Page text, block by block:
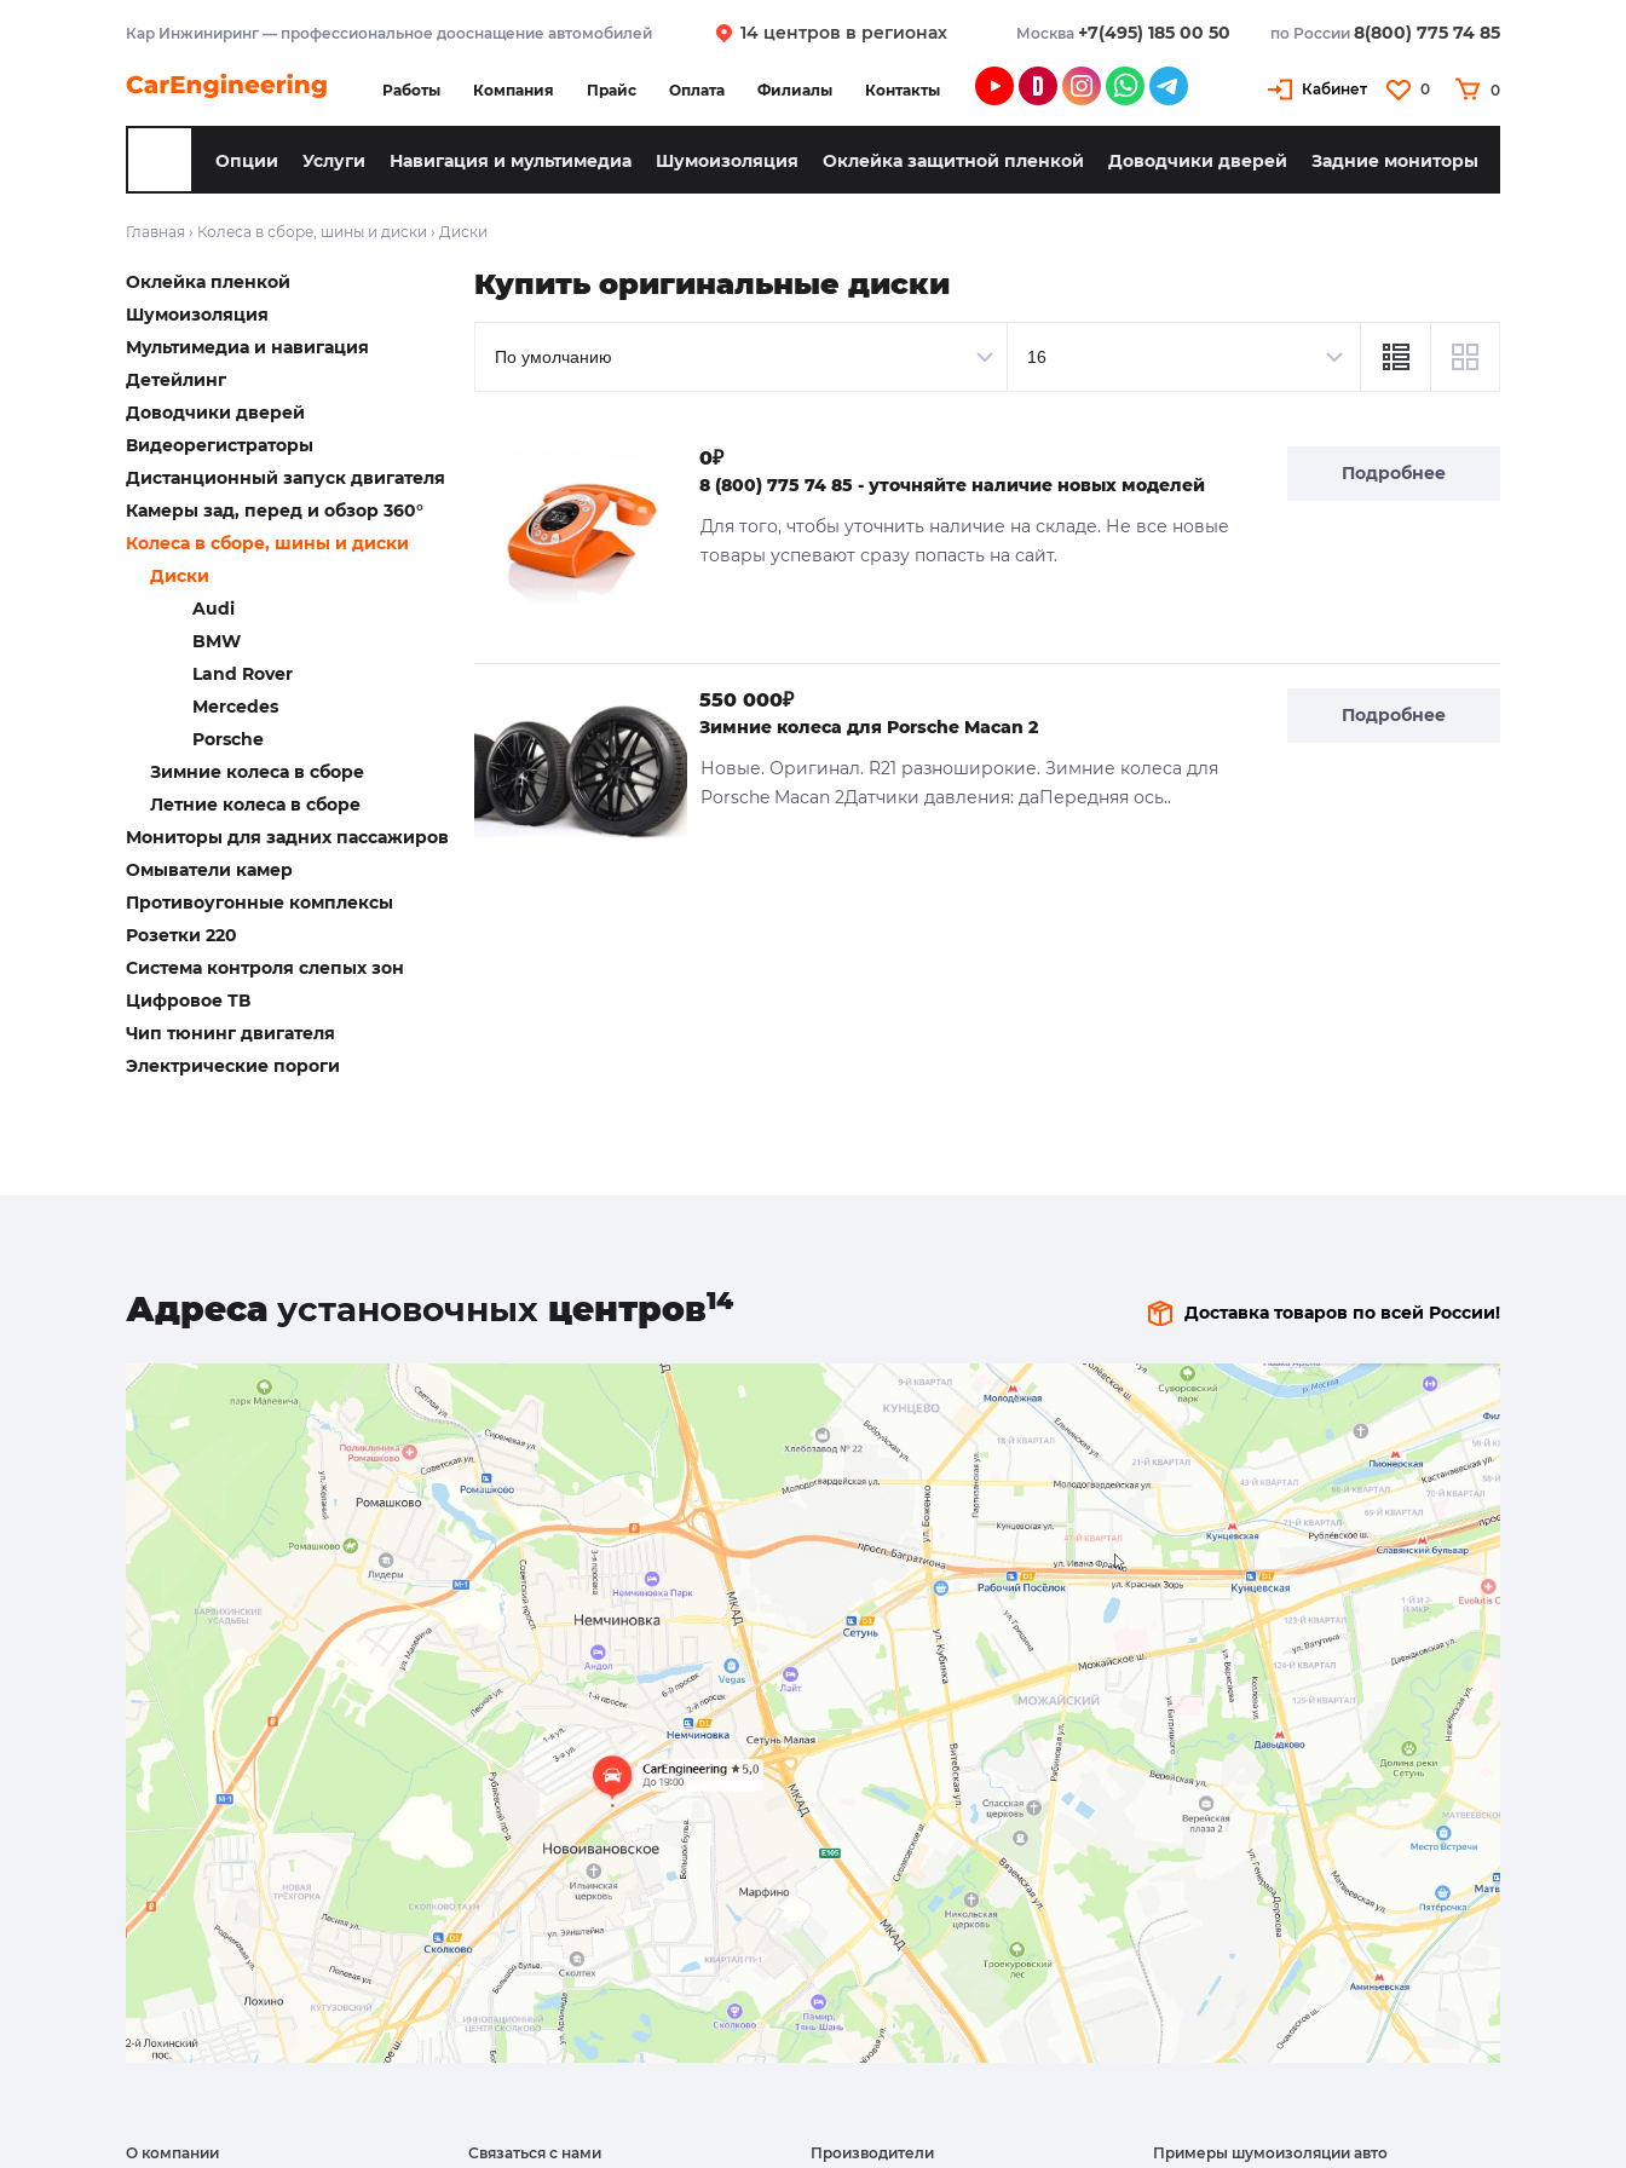
Кар Инжиниринг — профессиональное дооснащение автомобилей 14 центров в регионах Москва +7(495) 185 00 50 по России 8(800) 775 74 85
Работы Компания Прайс Оплата Филиалы Контакты Кабинет 0 0
Опции Услуги Навигация и мультимедиа Шумоизоляция Оклейка защитной пленкой Доводчики дверей Задние мониторы
Главная › Колеса в сборе, шины и диски › Диски
Оклейка пленкой
Шумоизоляция
Мультимедиа и навигация
Детейлинг
Доводчики дверей
Видеорегистраторы
Дистанционный запуск двигателя
Камеры зад, перед и обзор 360°
Колеса в сборе, шины и диски
Диски
Audi
BMW
Land Rover
Mercedes
Porsche
Зимние колеса в сборе
Летние колеса в сборе
Мониторы для задних пассажиров
Омыватели камер
Противоугонные комплексы
Розетки 220
Система контроля слепых зон
Цифровое ТВ
Чип тюнинг двигателя
Электрические пороги
Купить оригинальные диски
Подробнее
0₽
8 (800) 775 74 85 - уточняйте наличие новых моделей
Для того, чтобы уточнить наличие на складе. Не все новые
товары успевают сразу попасть на сайт.
Подробнее
550 000₽
Зимние колеса для Porsche Macan 2
Новые. Оригинал. R21 разноширокие. Зимние колеса для
Porsche Macan 2Датчики давления: даПередняя ось..
Адреса установочных центров Доставка товаров по всей России!
О компании Связаться с нами Производители Примеры шумоизоляции авто